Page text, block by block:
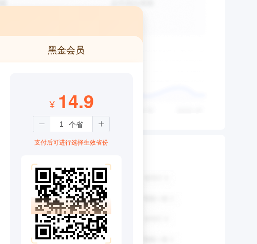
黑金会员
月
1.08元
¥ 14.9
支付后可进行选择生效省份